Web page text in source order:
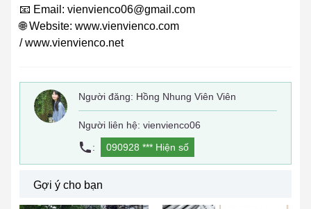
📧 Email: vienvienco06@gmail.com
🌐 Website: www.vienvienco.com
/ www.vienvienco.net
Người đăng: Hồng Nhung Viên Viên
Người liên hệ: vienvienco06
:
090928 *** Hiện số
Gợi ý cho bạn